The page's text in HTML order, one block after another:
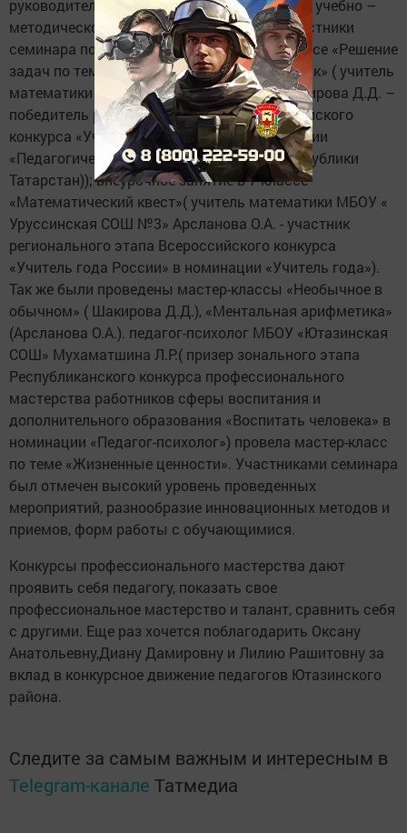
руководители и заместители директоров по учебно –
методической работе, методисты РОО. Участники
семинара посетили урок геометрии в 7 классе «Решение
задач по теме « Прямоугольный треугольник» ( учитель
математики МБОУ «Ютазинская СОШ» Шакирова Д.Д. –
победитель регионального этапа Всероссийского
конкурса «Учитель года России» в номинации
«Педагогический дебют»(в 5ке лучших Республики
Татарстан)); внеурочное занятие в 7 классе
«Математический квест»( учитель математики МБОУ «
Уруссинская СОШ №3» Арсланова О.А. - участник
регионального этапа Всероссийского конкурса
«Учитель года России» в номинации «Учитель года»).
Так же были проведены мастер-классы «Необычное в
обычном» ( Шакирова Д.Д.), «Ментальная арифметика»
(Арсланова О.А.). педагог-психолог МБОУ «Ютазинская
СОШ» Мухаматшина Л.Р.( призер зонального этапа
Республиканского конкурса профессионального
мастерства работников сферы воспитания и
дополнительного образования «Воспитать человека» в
номинации «Педагог-психолог») провела мастер-класс
по теме «Жизненные ценности». Участниками семинара
был отмечен высокий уровень проведенных
мероприятий, разнообразие инновационных методов и
приемов, форм работы с обучающимися.
Конкурсы профессионального мастерства дают
проявить себя педагогу, показать свое
профессиональное мастерство и талант, сравнить себя
с другими. Еще раз хочется поблагодарить Оксану
Анатольевну,Диану Дамировну и Лилию Рашитовну за
вклад в конкурсное движение педагогов Ютазинского
района.
Следите за самым важным и интересным в
Telegram-канале Татмедиа